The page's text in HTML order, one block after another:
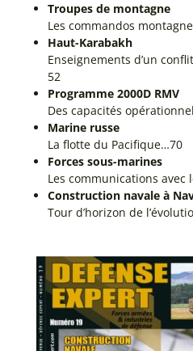
Troupes de montagne
Les commandos
Haut-Karabakh
Enseignements d’un
52
Programme 2000D RMV
Des capacités
Marine russe
La flotte du Pacifique…70
Forces sous-marines
Les communications avec
Construction navale à
Tour d’horizon de